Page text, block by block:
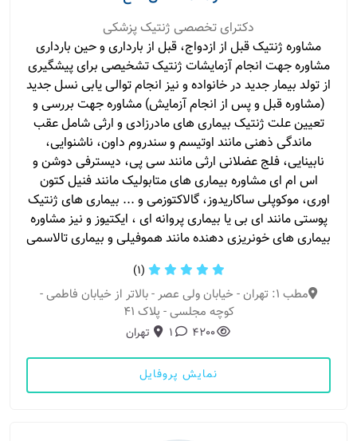
دکترای تخصصی ژنتیک پزشکی
مشاوره ژنتیک قبل از ازدواج، قبل از بارداری و حین بارداری
مشاوره جهت انجام آزمایشات ژنتیک تشخیصی برای پیشگیری
از تولد بیمار جدید در خانواده و نیز انجام توالی یابی نسل جدید
(مشاوره قبل و پس از انجام آزمایش) مشاوره جهت بررسی و
تعیین علت ژنتیک بیماری های مادرزادی و ارثی شامل عقب
ماندگی ذهنی مانند اوتیسم و سندروم داون، ناشنوایی،
نابینایی، فلج عضلانی ارثی مانند سی پی، دیسترفی دوشن و
اس ام ای مشاوره بیماری های متابولیک مانند فنیل کتون
اوری، موکوپلی ساکاریدوز، گالاکتوزمی و ... بیماری های ژنتیک
پوستی مانند ای بی یا بیماری پروانه ای ، ایکتیوز و نیز مشاوره
بیماری های خونریزی دهنده مانند هموفیلی و بیماری تالاسمی
(1)
مطب 1: تهران - خیابان ولی عصر - بالاتر از خیابان فاطمی -
کوچه مجلسی - پلاک 41
4200
1 تهران
نمایش پروفایل